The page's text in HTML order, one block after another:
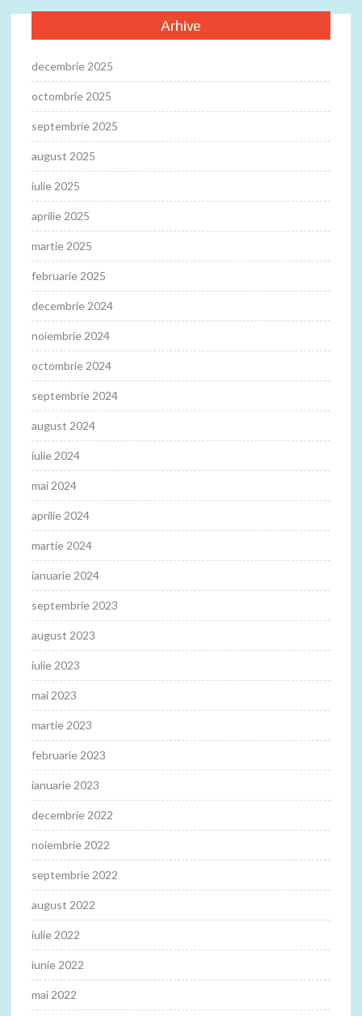
Arhive
decembrie 2025
octombrie 2025
septembrie 2025
august 2025
iulie 2025
aprilie 2025
martie 2025
februarie 2025
decembrie 2024
noiembrie 2024
octombrie 2024
septembrie 2024
august 2024
iulie 2024
mai 2024
aprilie 2024
martie 2024
ianuarie 2024
septembrie 2023
august 2023
iulie 2023
mai 2023
martie 2023
februarie 2023
ianuarie 2023
decembrie 2022
noiembrie 2022
septembrie 2022
august 2022
iulie 2022
iunie 2022
mai 2022